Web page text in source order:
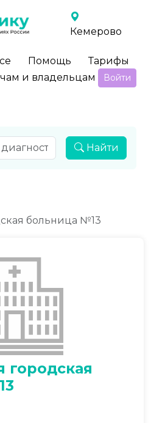
Кемерово
Помощь
Тарифы
и владельцам
Войти
Найти
больница №13
городская